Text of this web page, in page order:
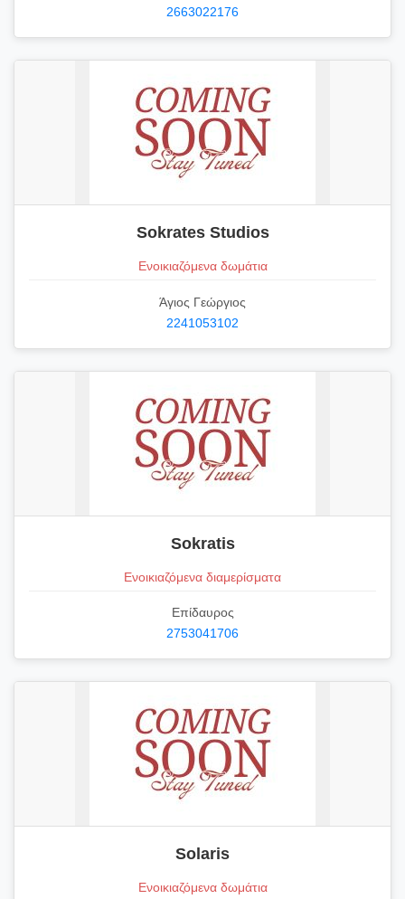
2663022176
Sokrates Studios
Ενοικιαζόμενα δωμάτια
Άγιος Γεώργιος
2241053102
Sokratis
Ενοικιαζόμενα διαμερίσματα
Επίδαυρος
2753041706
Solaris
Ενοικιαζόμενα δωμάτια